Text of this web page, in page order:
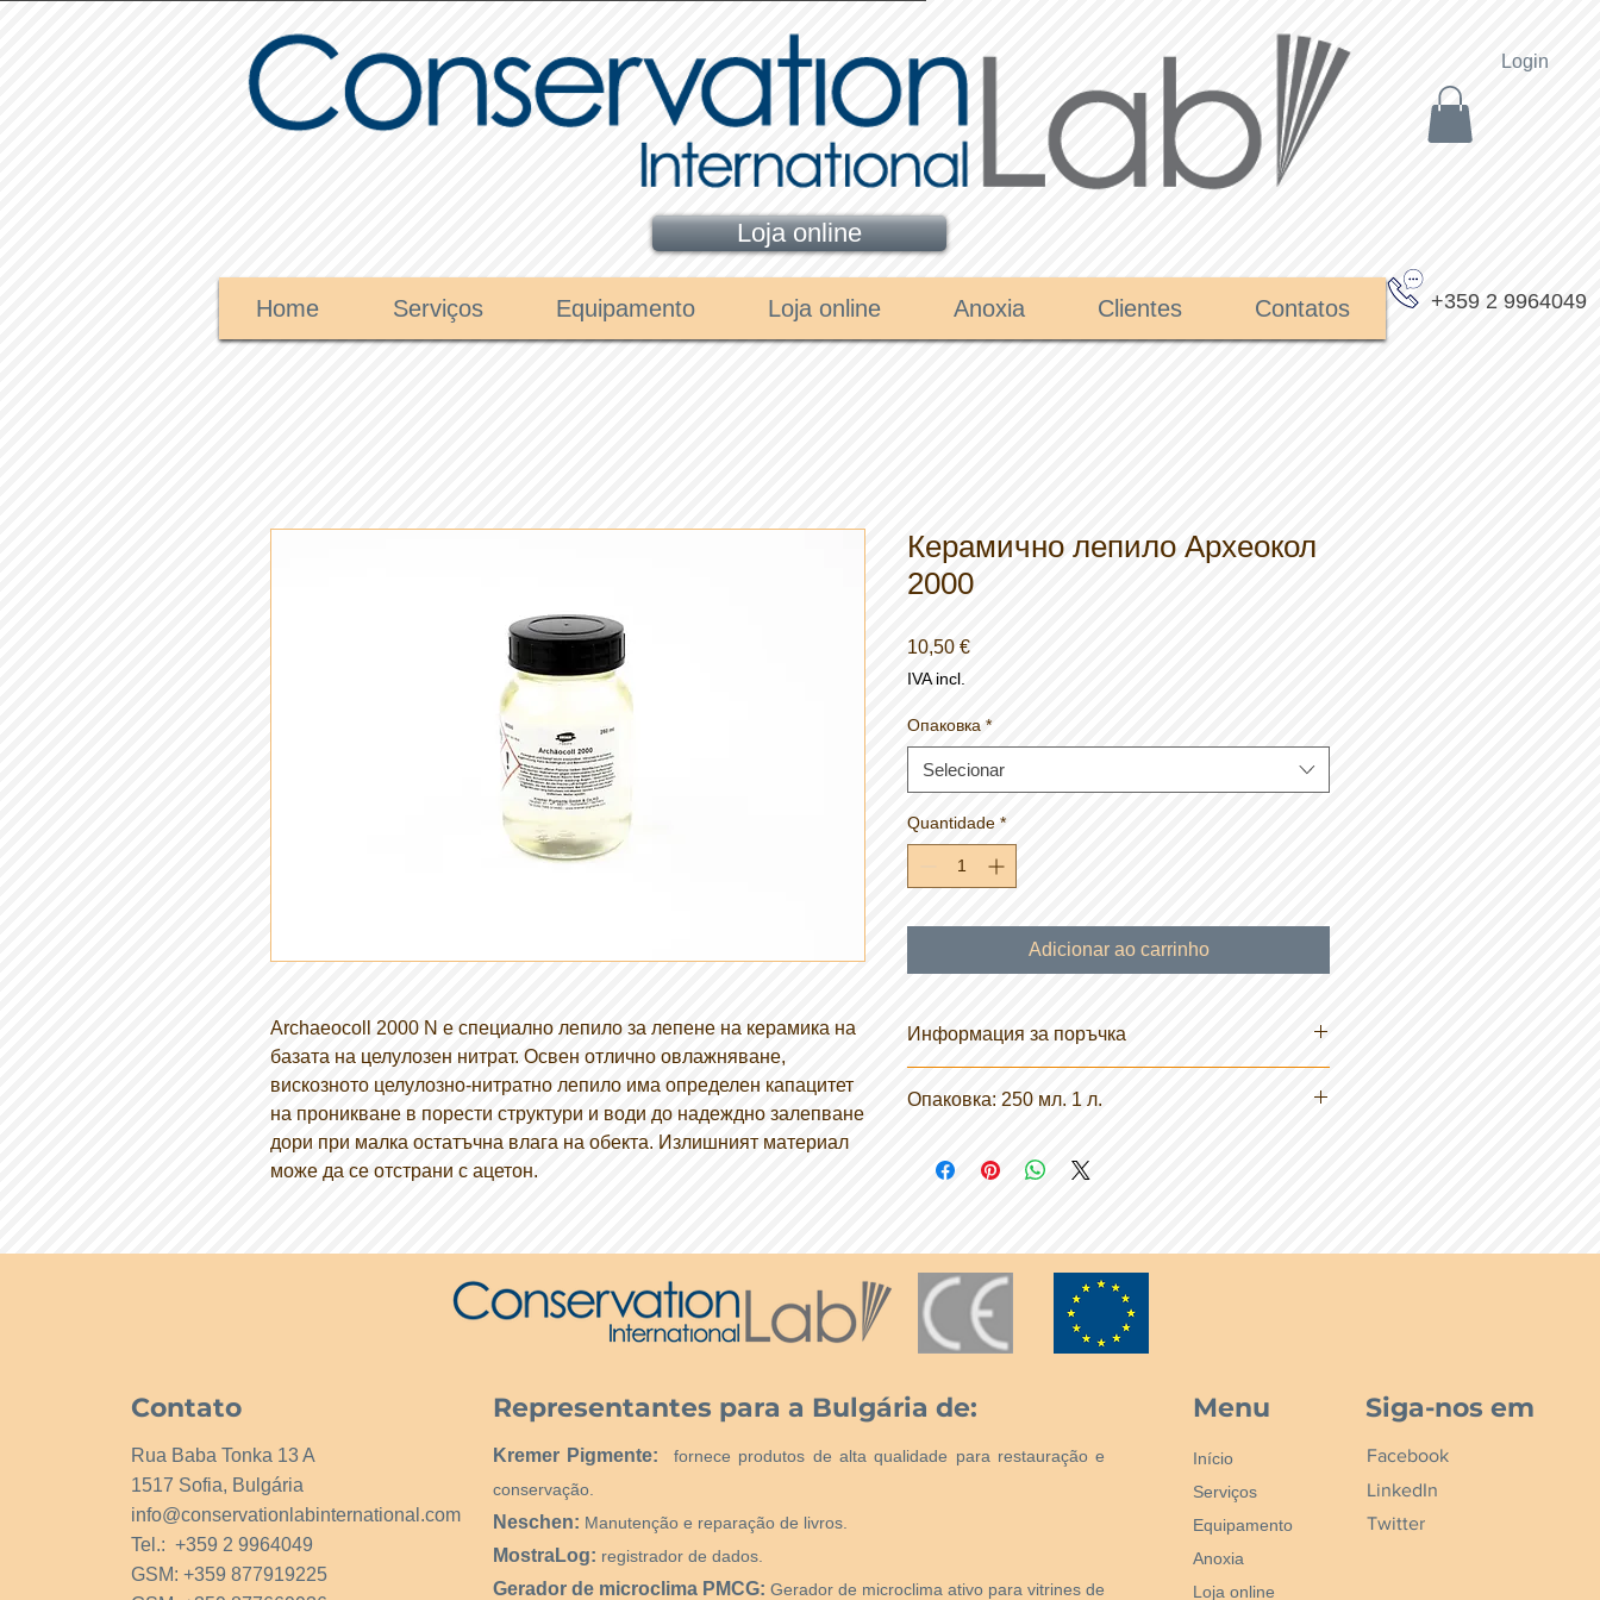
Loja online
Login
Home Serviços Equipamento Loja online Anoxia Clientes Contatos +359 2 9964049
Archaeocoll 2000 N е специално лепило за лепене на керамика на
базата на целулозен нитрат. Освен отлично овлажняване,
вискозното целулозно-нитратно лепило има определен капацитет
на проникване в порести структури и води до надеждно залепване
дори при малка остатъчна влага на обекта. Излишният материал
може да се отстрани с ацетон.
Керамично лепило Археокол
2000
10,50 €Preço
IVA incl.
Опаковка *
Selecionar
Quantidade *
Adicionar ao carrinho
Информация за поръчка
Опаковка: 250 мл. 1 л.
Contato
Rua Baba Tonka 13 A
1517 Sofia, Bulgária
info@conservationlabinternational.com
Tel.: +359 2 9964049
GSM: +359 877919225
Representantes para a Bulgária de:
Kremer Pigmente:
fornece produtos de alta qualidade para restauração e
conservação.
Neschen: Manutenção e reparação de livros.
MostraLog: registrador de dados.
Gerador de microclima PMCG: Gerador de microclima ativo para vitrines de
Menu
Início
Serviços
Equipamento
Anoxia
Loja online
Siga-nos em
Facebook
LinkedIn
Twitter